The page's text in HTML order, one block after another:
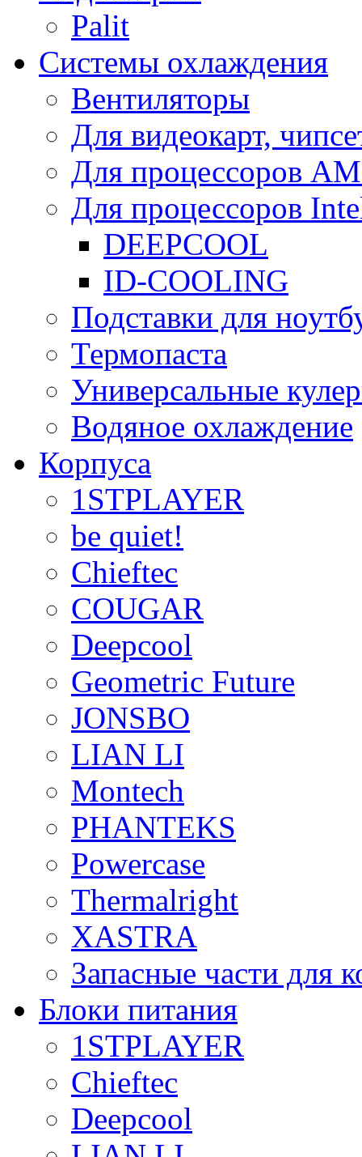
Palit
Системы охлаждения
Вентиляторы
Для видеокарт,
Для процессоров
Для процессоров
DEEPCOOL
ID-COOLING
Подставки для
Термопаста
Универсальные
Водяное охлаждение
Корпуса
1STPLAYER
be quiet!
Chieftec
COUGAR
Deepcool
Geometric Future
JONSBO
LIAN LI
Montech
PHANTEKS
Powercase
Thermalright
XASTRA
Запасные части для
Блоки питания
1STPLAYER
Chieftec
Deepcool